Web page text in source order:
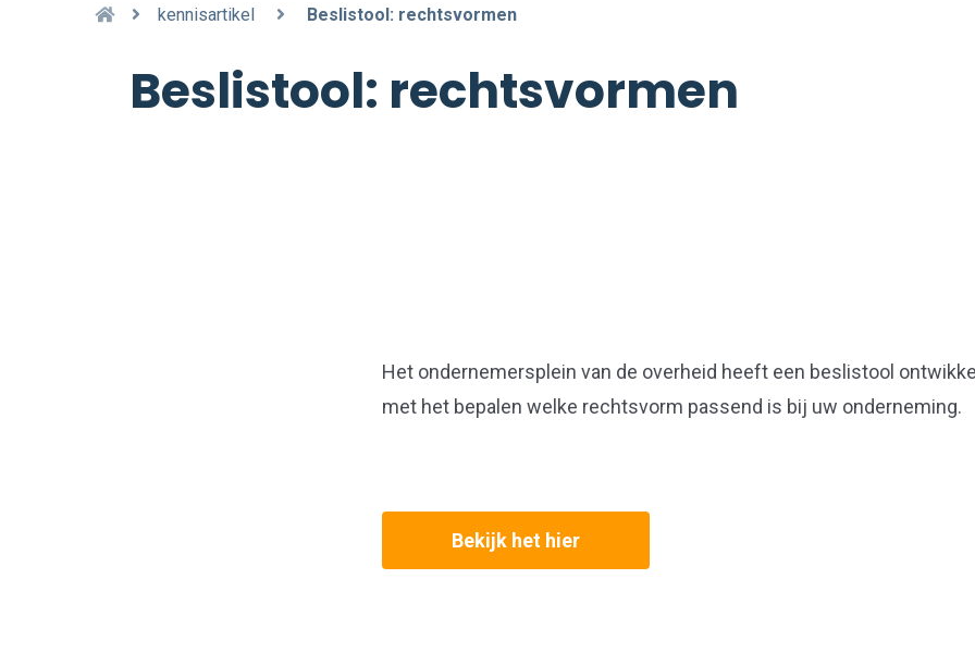
kennisartikel Beslistool: rechtsvormen
Beslistool: rechtsvormen
Het ondernemersplein van de overheid heeft een beslistool
met het bepalen welke rechtsvorm passend is bij uw onderneming.
Bekijk het hier